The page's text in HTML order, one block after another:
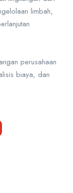
limbah,
perusahaan
biaya, dan